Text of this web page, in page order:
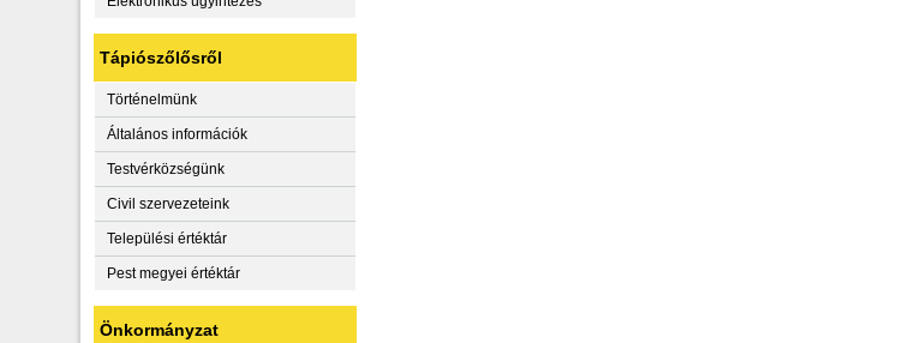
Tápiószőlősről
Történelmünk
Általános információk
Testvérközségünk
Civil szervezeteink
Települési értéktár
Pest megyei értéktár
Önkormányzat